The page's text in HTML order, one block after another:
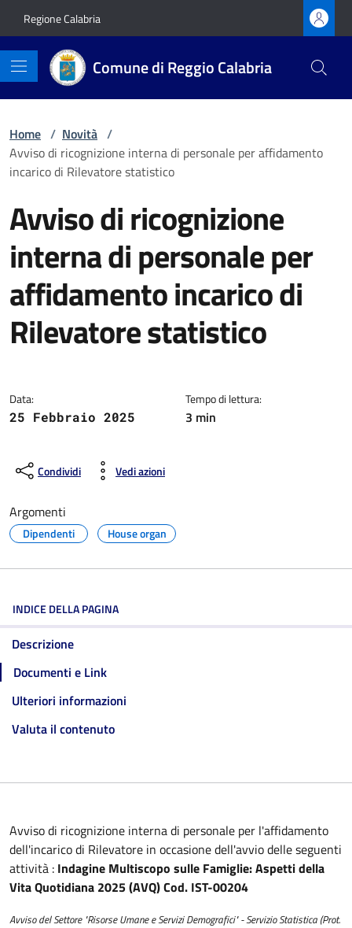
Regione Calabria
Comune di Reggio Calabria
Home / Novità /
Avviso di ricognizione interna di personale per affidamento
incarico di Rilevatore statistico
Avviso di ricognizione
interna di personale per
affidamento incarico di
Rilevatore statistico
Data:
25 Febbraio 2025
Tempo di lettura:
3 min
Condividi Vedi azioni
Argomenti
Dipendenti House organ
INDICE DELLA PAGINA
Descrizione
Documenti e Link
Ulteriori informazioni
Valuta il contenuto
Avviso di ricognizione interna di personale per l'affidamento
dell'incarico di Rilevatore in occasione dell'avvio delle seguenti
attività : Indagine Multiscopo sulle Famiglie: Aspetti della
Vita Quotidiana 2025 (AVQ) Cod. IST-00204
Avviso del Settore "Risorse Umane e Servizi Demografici" - Servizio Statistica (Prot.